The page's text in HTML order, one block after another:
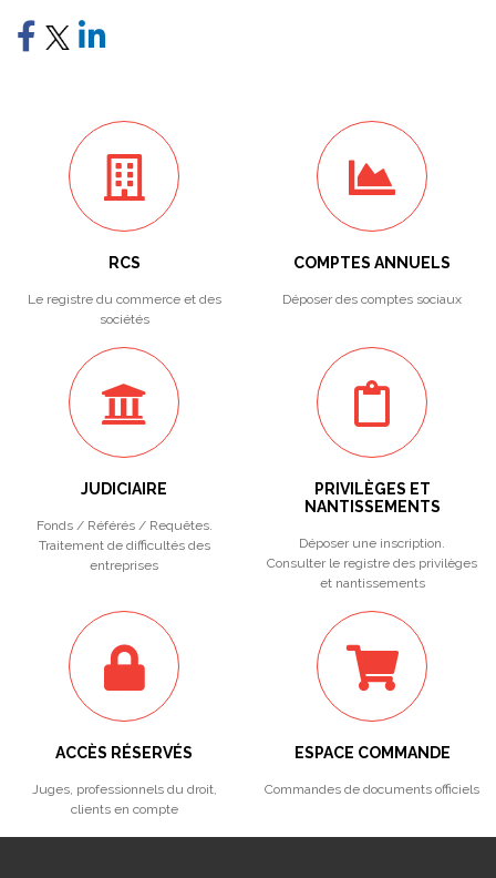
RCS
Le registre du commerce et des
sociétés
COMPTES ANNUELS
Déposer des comptes sociaux
JUDICIAIRE
Fonds / Référés / Requêtes.
Traitement de difficultés des
entreprises
PRIVILÈGES ET
NANTISSEMENTS
Déposer une inscription.
Consulter le registre des privilèges
et nantissements
ACCÈS RÉSERVÉS
Juges, professionnels du droit,
clients en compte
ESPACE COMMANDE
Commandes de documents officiels